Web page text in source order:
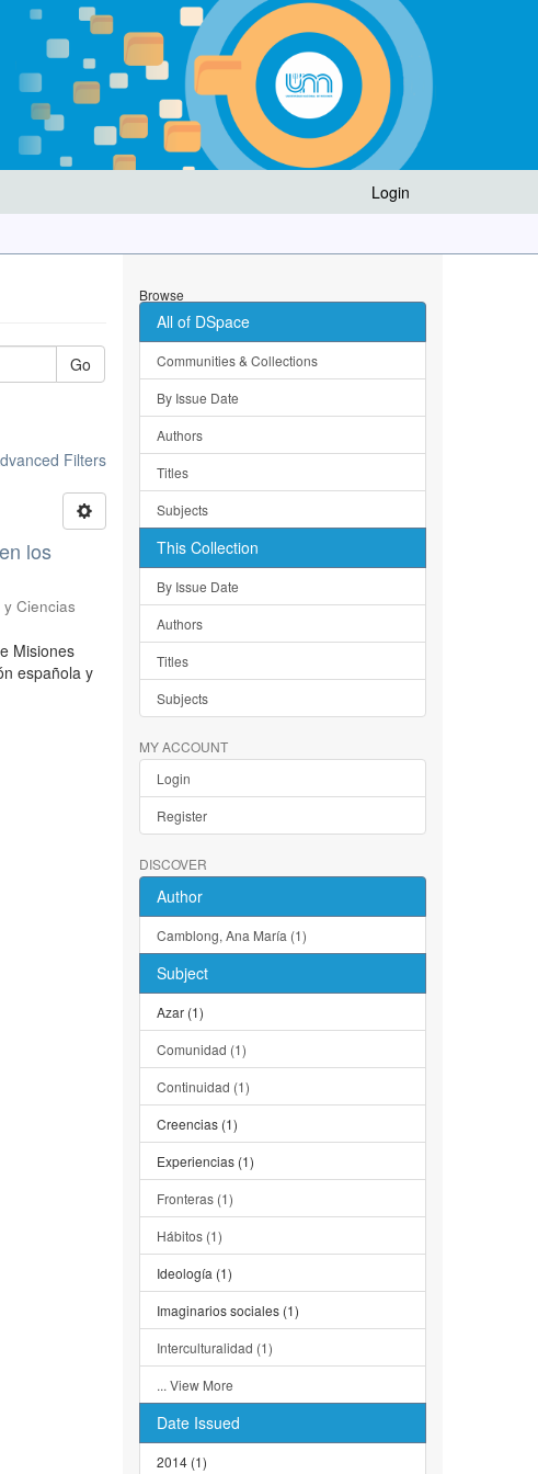
Login
Go
Filters
los
Ciencias
Misiones
española y
Browse
All of DSpace
Communities & Collections
By Issue Date
Authors
Titles
Subjects
This Collection
By Issue Date
Authors
Titles
Subjects
MY ACCOUNT
Login
Register
DISCOVER
Author
Camblong, Ana María (1)
Subject
Azar (1)
Comunidad (1)
Continuidad (1)
Creencias (1)
Experiencias (1)
Fronteras (1)
Hábitos (1)
Ideología (1)
Imaginarios sociales (1)
Interculturalidad (1)
... View More
Date Issued
2014 (1)